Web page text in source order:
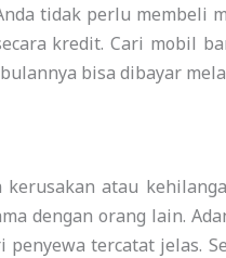
tidak perlu membeli
kredit. Cari mobil
bisa dibayar
atau
dengan orang lain.
penyewa tercatat jelas.